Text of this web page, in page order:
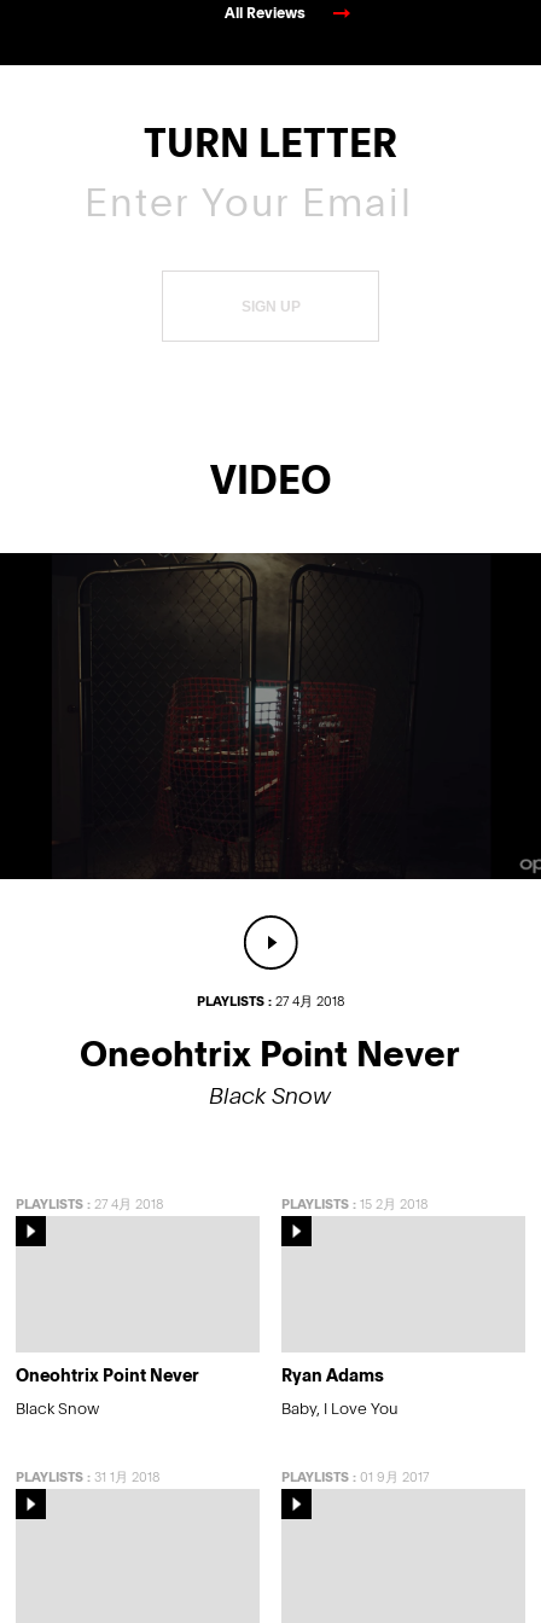
All Reviews
TURN LETTER
SIGN UP
VIDEO
PLAYLISTS :27 4月 2018
Oneohtrix Point Never
Black Snow
PLAYLISTS : 27 4月 2018
Oneohtrix Point Never
Black Snow
PLAYLISTS:15 2月 2018
Ryan Adams
Baby, I Love You
PLAYLISTS : 31 1月 2018 PLAYLISTS:01 9月 2017